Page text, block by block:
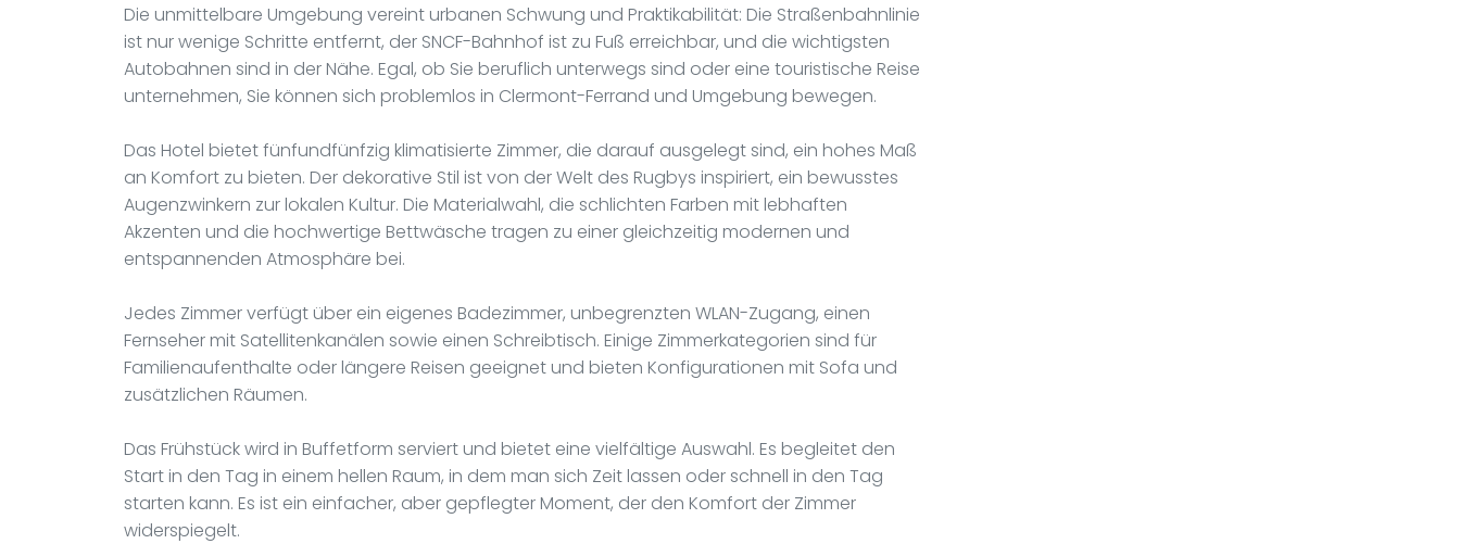
Die unmittelbare Umgebung vereint urbanen Schwung und Praktikabilität: Die Straßenbahnlinie
ist nur wenige Schritte entfernt, der SNCF-Bahnhof ist zu Fuß erreichbar, und die wichtigsten
Autobahnen sind in der Nähe. Egal, ob Sie beruflich unterwegs sind oder eine touristische Reise
unternehmen, Sie können sich problemlos in Clermont-Ferrand und Umgebung bewegen.
Das Hotel bietet fünfundfünfzig klimatisierte Zimmer, die darauf ausgelegt sind, ein hohes Maß
an Komfort zu bieten. Der dekorative Stil ist von der Welt des Rugbys inspiriert, ein bewusstes
Augenzwinkern zur lokalen Kultur. Die Materialwahl, die schlichten Farben mit lebhaften
Akzenten und die hochwertige Bettwäsche tragen zu einer gleichzeitig modernen und
entspannenden Atmosphäre bei.
Jedes Zimmer verfügt über ein eigenes Badezimmer, unbegrenzten WLAN-Zugang, einen
Fernseher mit Satellitenkanälen sowie einen Schreibtisch. Einige Zimmerkategorien sind für
Familienaufenthalte oder längere Reisen geeignet und bieten Konfigurationen mit Sofa und
zusätzlichen Räumen.
Das Frühstück wird in Buffetform serviert und bietet eine vielfältige Auswahl. Es begleitet den
Start in den Tag in einem hellen Raum, in dem man sich Zeit lassen oder schnell in den Tag
starten kann. Es ist ein einfacher, aber gepflegter Moment, der den Komfort der Zimmer
widerspiegelt.